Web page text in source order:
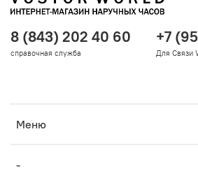
Меню
-
8 (843) 202 40 60
справочная служба
+7
Для Связи